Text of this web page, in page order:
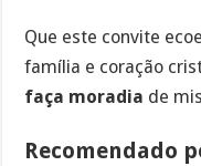
Que este convite
família e coração
faça moradia de
Recomendado